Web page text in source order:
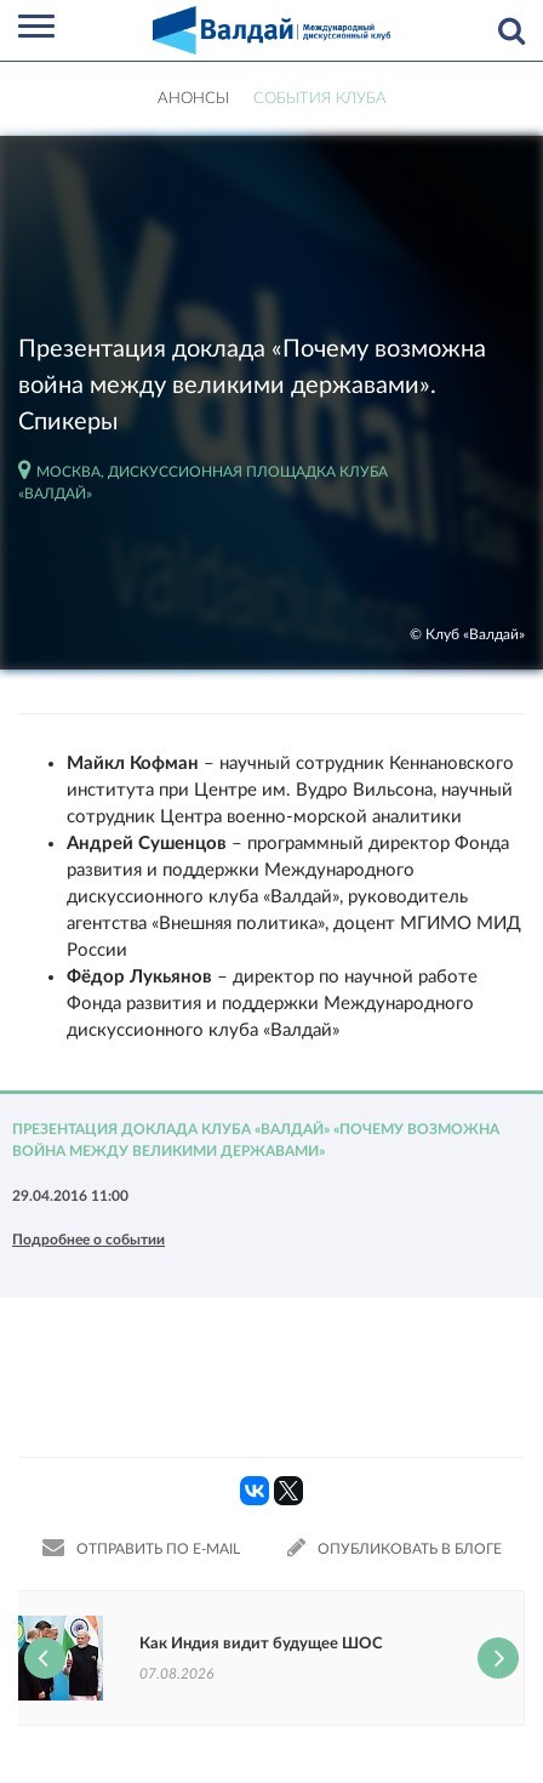
АНОНСЫ СОБЫТИЯ КЛУБА
Презентация доклада «Почему возможна
война между великими державами».
Спикеры
МОСКВА, ДИСКУССИОННАЯ ПЛОЩАДКА КЛУБА
«ВАЛДАЙ»
© Клуб «Валдай»
Майкл Кофман – научный сотрудник Кеннановского
института при Центре им. Вудро Вильсона, научный
сотрудник Центра военно-морской аналитики
Андрей Сушенцов – программный директор Фонда
развития и поддержки Международного
дискуссионного клуба «Валдай», руководитель
агентства «Внешняя политика», доцент МГИМО МИД
России
Фёдор Лукьянов – директор по научной работе
Фонда развития и поддержки Международного
дискуссионного клуба «Валдай»
ПРЕЗЕНТАЦИЯ ДОКЛАДА КЛУБА «ВАЛДАЙ» «ПОЧЕМУ ВОЗМОЖНА
ВОЙНА МЕЖДУ ВЕЛИКИМИ ДЕРЖАВАМИ»
29.04.2016 11:00
Подробнее о событии
ОТПРАВИТЬ ПО E-MAIL ОПУБЛИКОВАТЬ В БЛОГЕ
Как Индия видит будущее ШОС
07.08.2026